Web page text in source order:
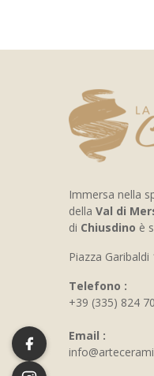
Immersa nella
della Val di
di Chiusdino è
Piazza
Telefono :
+39 (335) 824
Email :